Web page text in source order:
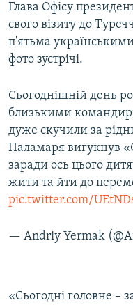
Глава Офісу
свого візиту до
п'ятьма
фото зустрічі.
Сьогоднішній день
близькими
дуже скучили за
Паламаря вигукнув
заради ось цього
жити та йти до
pic.twitter.com/
— Andriy Yermak
«Сьогодні головне –